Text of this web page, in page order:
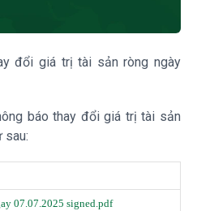
đổi giá trị tài sản ròng ngày
báo thay đổi giá trị tài sản
sau:
07.07.2025 signed.pdf